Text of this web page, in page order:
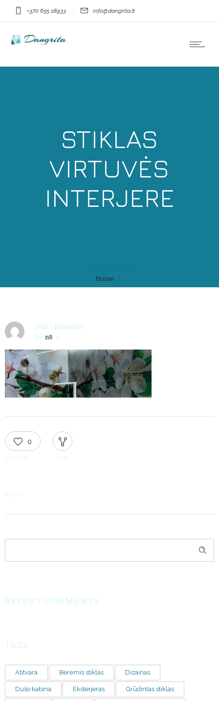
+370 655 18933 info@dangrita.lt
STIKLAS
VIRTUVĖS
INTERJERE
Home
2020 7 balandžio
by n8 in
0
RECOMMEND SHARE
TAGGED IN
RECENT COMMENTS
TAGS
Atitvara Berėmis stiklas Dizainas
Dušo kabina Eksterjeras Grūdintas stiklas